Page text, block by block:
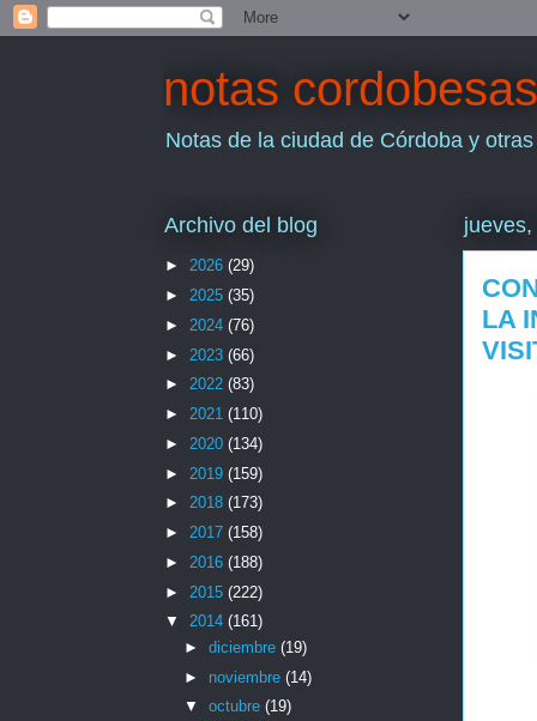
notas cordobesas
Notas de la ciudad de Córdoba y
LA
Archivo del blog
► 2026 (29)
► 2025 (35)
► 2024 (76)
► 2023 (66)
► 2022 (83)
► 2021 (110)
► 2020 (134)
► 2019 (159)
► 2018 (173)
► 2017 (158)
► 2016 (188)
► 2015 (222)
▼ 2014 (161)
► diciembre (19)
► noviembre (14)
▼ octubre (19)